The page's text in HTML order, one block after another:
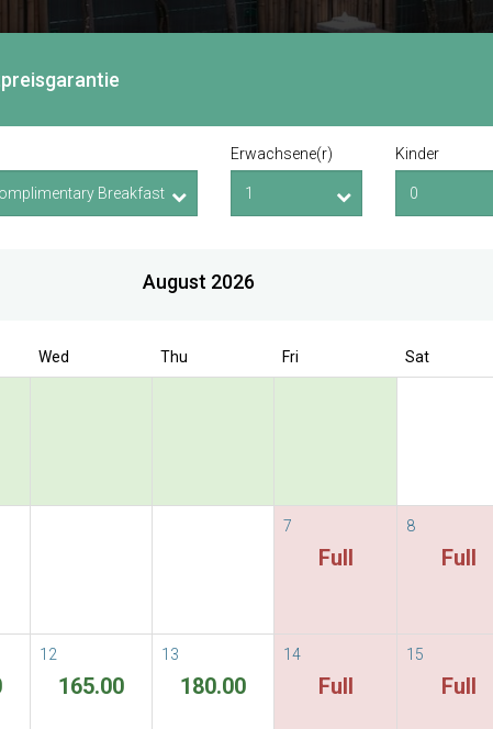
Book Direct to have exclusive offer
Allgemeine Geschäftsbedingungen
Erwachsene(r) Kinder
August 2026
Wed Thu Fri Sat
7
Full
8
Full
12
165.00
13
180.00
14
Full
15
Full